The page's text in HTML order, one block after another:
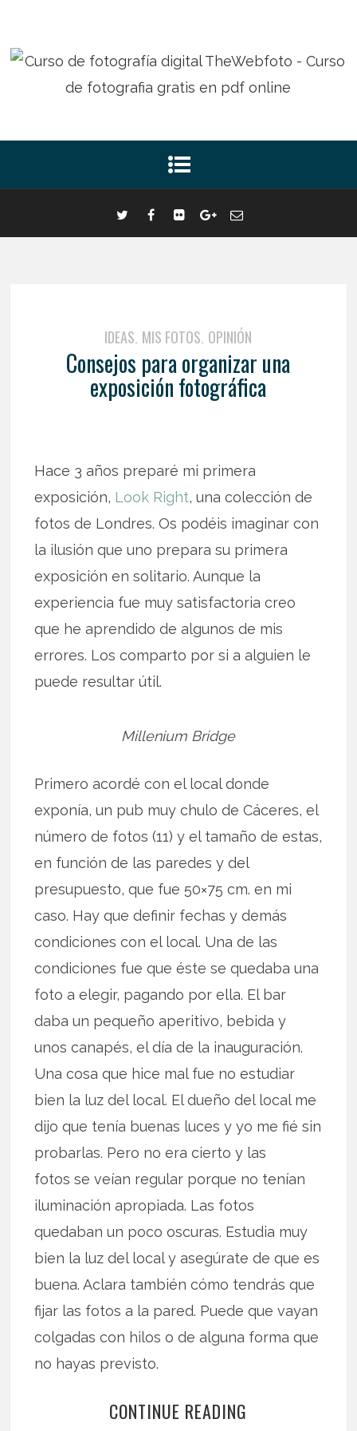
IDEAS, MIS FOTOS, OPINIÓN
Consejos para organizar una
exposición fotográfica
Hace 3 años preparé mi primera
exposición, Look Right, una colección de
fotos de Londres. Os podéis imaginar con
la ilusión que uno prepara su primera
exposición en solitario. Aunque la
experiencia fue muy satisfactoria creo
que he aprendido de algunos de mis
errores. Los comparto por si a alguien le
puede resultar útil.
Millenium Bridge
Primero acordé con el local donde
exponía, un pub muy chulo de Cáceres, el
número de fotos (11) y el tamaño de estas,
en función de las paredes y del
presupuesto, que fue 50×75 cm. en mi
caso. Hay que definir fechas y demás
condiciones con el local. Una de las
condiciones fue que éste se quedaba una
foto a elegir, pagando por ella. El bar
daba un pequeño aperitivo, bebida y
unos canapés, el día de la inauguración.
Una cosa que hice mal fue no estudiar
bien la luz del local. El dueño del local me
dijo que tenía buenas luces y yo me fié sin
probarlas. Pero no era cierto y las
fotos se veían regular porque no tenían
iluminación apropiada. Las fotos
quedaban un poco oscuras. Estudia muy
bien la luz del local y asegúrate de que es
buena. Aclara también cómo tendrás que
fijar las fotos a la pared. Puede que vayan
colgadas con hilos o de alguna forma que
no hayas previsto.
CONTINUE READING